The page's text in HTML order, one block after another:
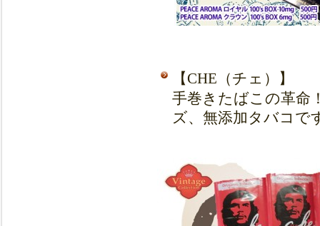
【CHE（チェ）】
手巻きたばこの革命
ズ、無添加タバコで